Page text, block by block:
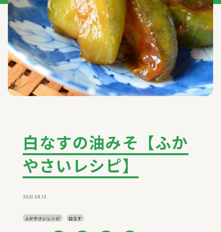
白なすの油みそ【ふか
やさいレシピ】
2021.08.12
ふかやさいレシピ 白なす